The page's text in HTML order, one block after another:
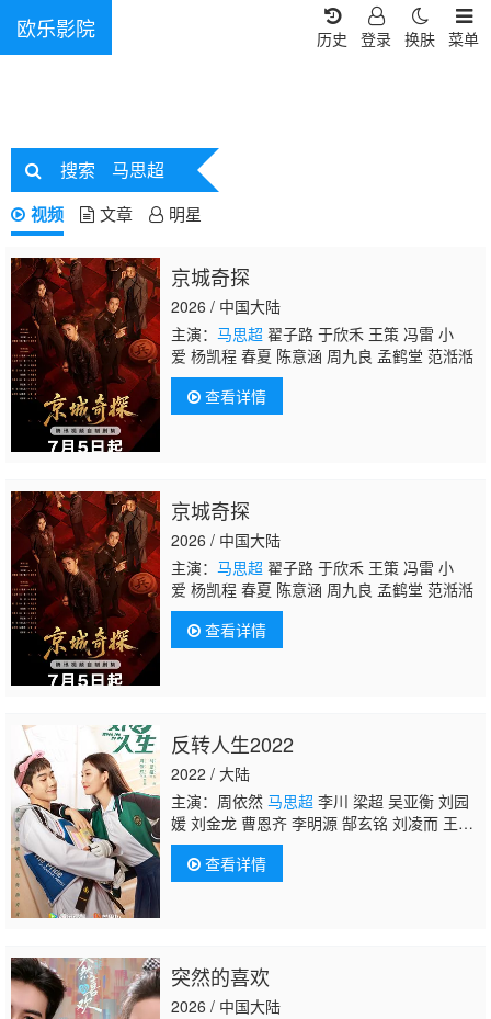
欧乐影院 菜单
换肤
登录
历史
搜索 马思超
视频 文章 明星
京城奇探
2026 / 中国大陆
主演： 马思超 翟子路 于欣禾 王策 冯雷 小
爱 杨凯程 春夏 陈意涵 周九良 孟鹤堂 范湉湉
查看详情
京城奇探
2026 / 中国大陆
主演： 马思超 翟子路 于欣禾 王策 冯雷 小
爱 杨凯程 春夏 陈意涵 周九良 孟鹤堂 范湉湉
查看详情
反转人生2022
2022 / 大陆
主演：周依然 马思超 李川 梁超 吴亚衡 刘园
媛 刘金龙 曹恩齐 李明源 郜玄铭 刘凌而 王
汀 赵启玥 孔琳
查看详情
突然的喜欢
2026 / 中国大陆